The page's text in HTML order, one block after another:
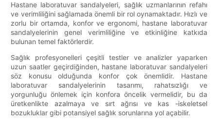
Hastane laboratuvar sandalyeleri, sağlık uzmanlarının refahı
ve verimliliğini sağlamada önemli bir rol oynamaktadır. Hızlı ve
zorlu bir ortamda, konfor ve ergonomi, hastane laboratuvar
sandalyelerinin genel verimliliğine ve etkinliğine katkıda
bulunan temel faktörlerdir.
Sağlık profesyonelleri çeşitli testler ve analizler yaparken
uzun saatler geçirdiğinden, hastane laboratuvar sandalyeleri
söz konusu olduğunda konfor çok önemlidir. Hastane
laboratuvar sandalyelerinin tasarımı, rahatsızlığı ve
yorgunluğu önlemek için konfora öncelik vermelidir, bu da
üretkenlikte azalmaya ve sırt ağrısı ve kas -iskeletsel
bozukluklar gibi potansiyel sağlık sorunlarına yol açabilir.